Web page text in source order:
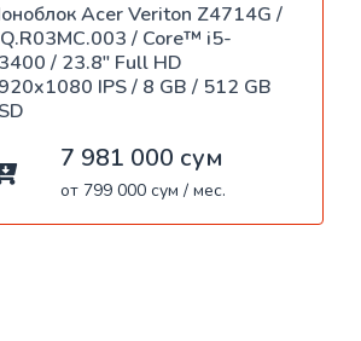
Acer Veriton Z4714G /
/ Core™ i5-
/ 23.8" Full HD
IPS / 8 GB / 512 GB
7 981 000 сум
от 799 000 сум / мес.